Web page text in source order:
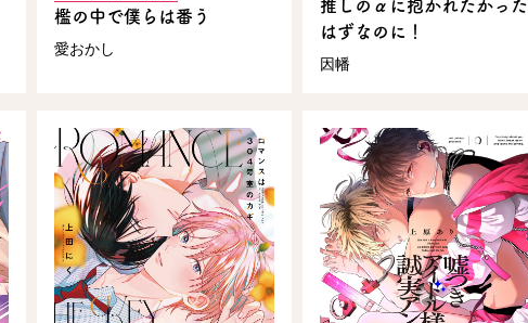
檻の中で僕らは番う
愛おかし
推しのαに抱かれたかった
はずなのに！
因幡